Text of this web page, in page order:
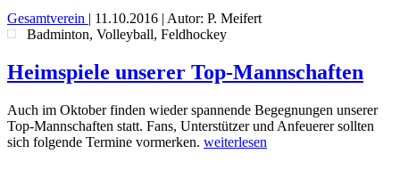
Gesamtverein | 11.10.2016 | Autor: P. Meifert
Badminton, Volleyball, Feldhockey
Heimspiele unserer Top-Mannschaften
Auch im Oktober finden wieder spannende Begegnungen unserer
Top-Mannschaften statt. Fans, Unterstützer und Anfeuerer sollten
sich folgende Termine vormerken. weiterlesen